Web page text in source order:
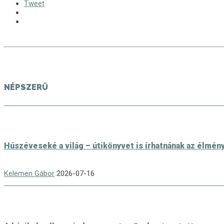
Tweet
NÉPSZERŰ
Húszéveseké a világ – útikönyvet is írhatnának az
Kelemen Gábor 2026-07-16